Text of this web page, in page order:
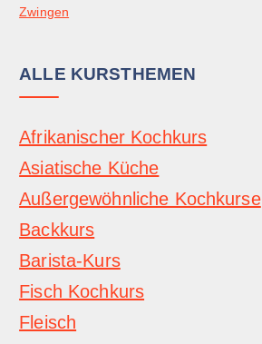
Zwingen
ALLE KURSTHEMEN
Afrikanischer Kochkurs
Asiatische Küche
Außergewöhnliche Kochkurse
Backkurs
Barista-Kurs
Fisch Kochkurs
Fleisch